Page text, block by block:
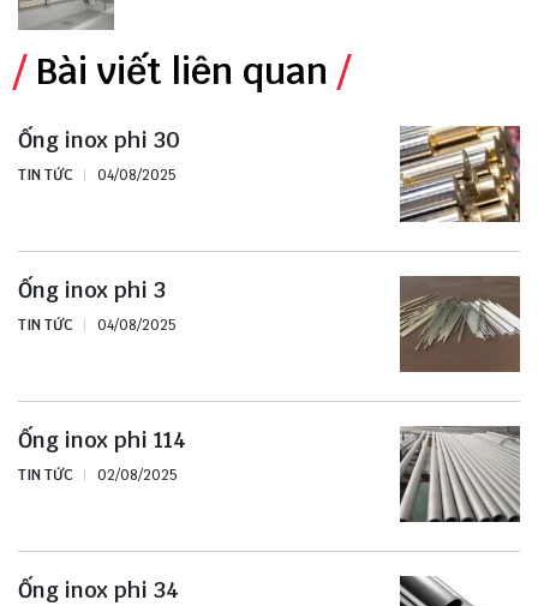
Bài viết liên quan
Ống inox phi 30
TIN TỨC 04/08/2025
Ống inox phi 3
TIN TỨC 04/08/2025
Ống inox phi 114
TIN TỨC 02/08/2025
Ống inox phi 34